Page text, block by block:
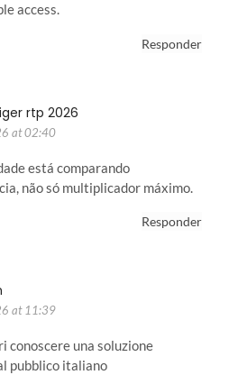
access.
Responder
rtp 2026
at 02:40
está comparando
não só multiplicador máximo.
Responder
at 11:39
conoscere una soluzione
pubblico italiano